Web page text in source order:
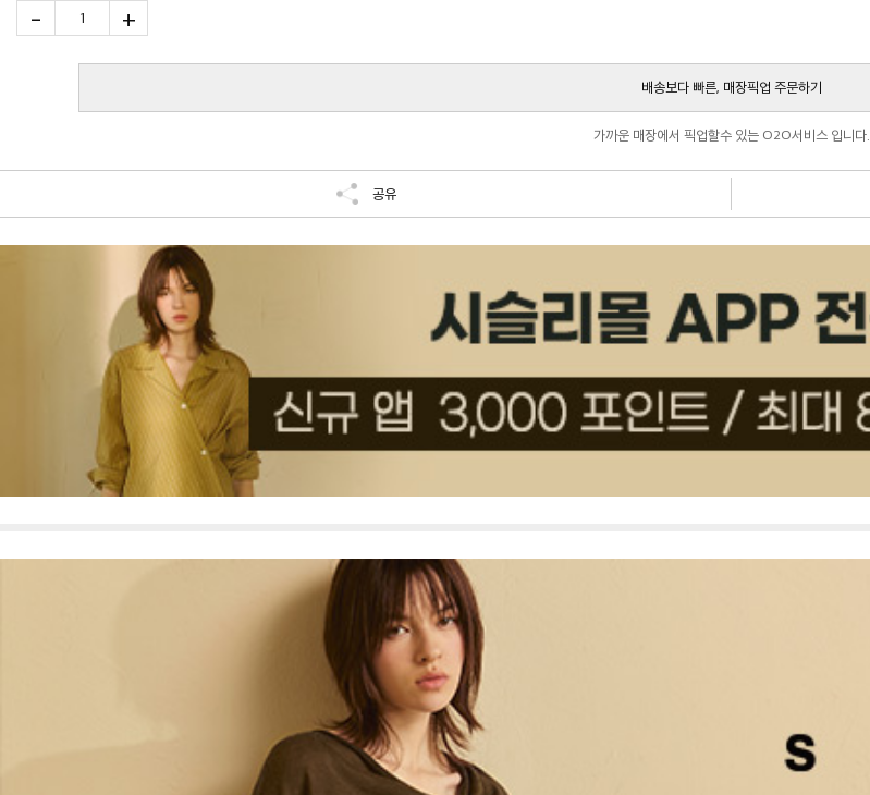
- 1 +
배송보다 빠른, 매장픽업 주문하기
가까운 매장에서 픽업할수 있는 O2O서비스 입니다.
공유